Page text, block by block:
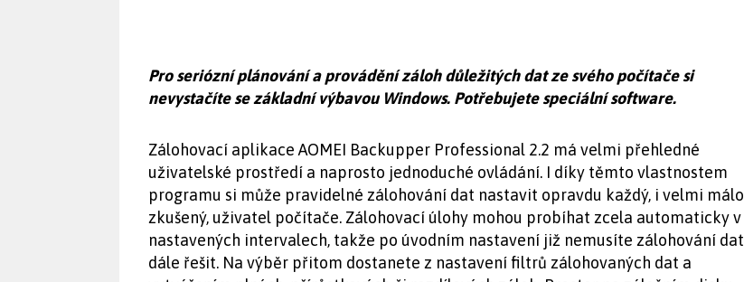
Pro seriózní plánování a provádění záloh důležitých dat ze svého počítače si
nevystačíte se základní výbavou Windows. Potřebujete speciální software.
Zálohovací aplikace AOMEI Backupper Professional 2.2 má velmi přehledné
uživatelské prostředí a naprosto jednoduché ovládání. I díky těmto vlastnostem
programu si může pravidelné zálohování dat nastavit opravdu každý, i velmi málo
zkušený, uživatel počítače. Zálohovací úlohy mohou probíhat zcela automaticky v
nastavených intervalech, takže po úvodním nastavení již nemusíte zálohování dat
dále řešit. Na výběr přitom dostanete z nastavení filtrů zálohovaných dat a